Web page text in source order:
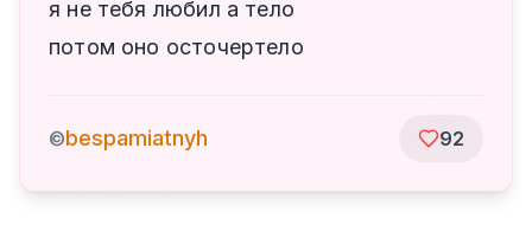
я не тебя любил а тело
потом оно осточертело
©bespamiatnyh 92